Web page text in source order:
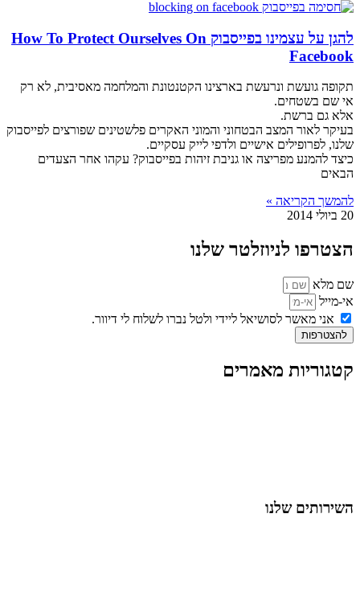
להגן על עצמינו בפייסבוק How To Protect Ourselves On
Facebook
תקופה גועשת ונרעשת בארצינו הקטנטונת והמלחמה מאסיבית, לא רק
אי שם בשטחים.
אלא גם ברשת.
בעיקר לאור המצב הבטחוני והמוני האקרים פלשטינים שפורצים לפייסבוק
שלנו, לפרופילים אישיים ולדפי לייק עסקיים.
כיצד להמנע מפריצה או גניבת זיהות בפייסבוק? עקהו אחר הצעדים
הבאים
להמשך הקריאה »
20 ביולי 2014
הצטרפו לניוזלטר שלנו
שם מלא
אי-מייל
אני מאשר לסושיאל ליידי ולטל נברו לשלוח לי דיוור.
להצטרפות
קטגוריות מאמרים
השירותים שלנו